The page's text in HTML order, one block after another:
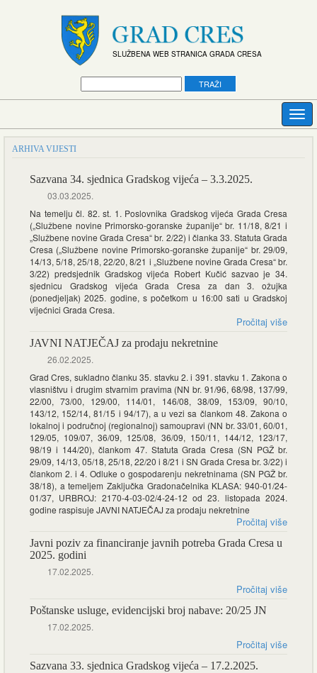
SLUŽBENA WEB STRANICA GRADA CRESA
ARHIVA VIJESTI
Sazvana 34. sjednica Gradskog vijeća – 3.3.2025.
03.03.2025.
Na temelju čl. 82. st. 1. Poslovnika Gradskog vijeća Grada Cresa
(„Službene novine Primorsko-goranske županije“ br. 11/18, 8/21 i
„Službene novine Grada Cresa“ br. 2/22) i članka 33. Statuta Grada
Cresa („Službene novine Primorsko-goranske županije“ br. 29/09,
14/13, 5/18, 25/18, 22/20, 8/21 i „Službene novine Grada Cresa“ br.
3/22) predsjednik Gradskog vijeća Robert Kučić sazvao je 34.
sjednicu Gradskog vijeća Grada Cresa za dan 3. ožujka
(ponedjeljak) 2025. godine, s početkom u 16:00 sati u Gradskoj
vijećnici Grada Cresa.
Pročitaj više
JAVNI NATJEČAJ za prodaju nekretnine
26.02.2025.
Grad Cres, sukladno članku 35. stavku 2. i 391. stavku 1. Zakona o
vlasništvu i drugim stvarnim pravima (NN br. 91/96, 68/98, 137/99,
22/00, 73/00, 129/00, 114/01, 146/08, 38/09, 153/09, 90/10,
143/12, 152/14, 81/15 i 94/17), a u vezi sa člankom 48. Zakona o
lokalnoj i područnoj (regionalnoj) samoupravi (NN br. 33/01, 60/01,
129/05, 109/07, 36/09, 125/08, 36/09, 150/11, 144/12, 123/17,
98/19 i 144/20), člankom 47. Statuta Grada Cresa (SN PGŽ br.
29/09, 14/13, 05/18, 25/18, 22/20 i 8/21 i SN Grada Cresa br. 3/22) i
člankom 2. i 4. Odluke o gospodarenju nekretninama (SN PGŽ br.
38/18), a temeljem Zaključka Gradonačelnika KLASA: 940-01/24-
01/37, URBROJ: 2170-4-03-02/4-24-12 od 23. listopada 2024.
godine raspisuje JAVNI NATJEČAJ za prodaju nekretnine
Pročitaj više
Javni poziv za financiranje javnih potreba Grada Cresa u
2025. godini
17.02.2025.
Pročitaj više
Poštanske usluge, evidencijski broj nabave: 20/25 JN
17.02.2025.
Pročitaj više
Sazvana 33. sjednica Gradskog vijeća – 17.2.2025.